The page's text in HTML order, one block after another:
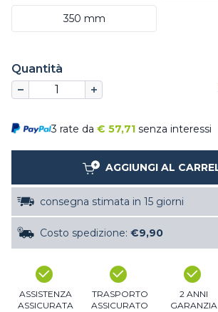
350 mm
Quantità
3 rate da € 57,71 senza interessi
AGGIUNGI AL
consegna stimata in 15 giorni
Costo spedizione: €9,90
ASSISTENZA
ASSICURATA
TRASPORTO
ASSICURATO
2 ANNI
GARANZIA